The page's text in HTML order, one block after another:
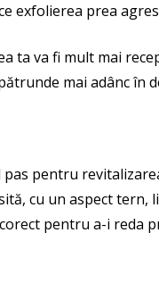
exfolierea prea
ta va fi mult mai
mai adânc în
pentru
cu un aspect tern,
pentru a-i reda